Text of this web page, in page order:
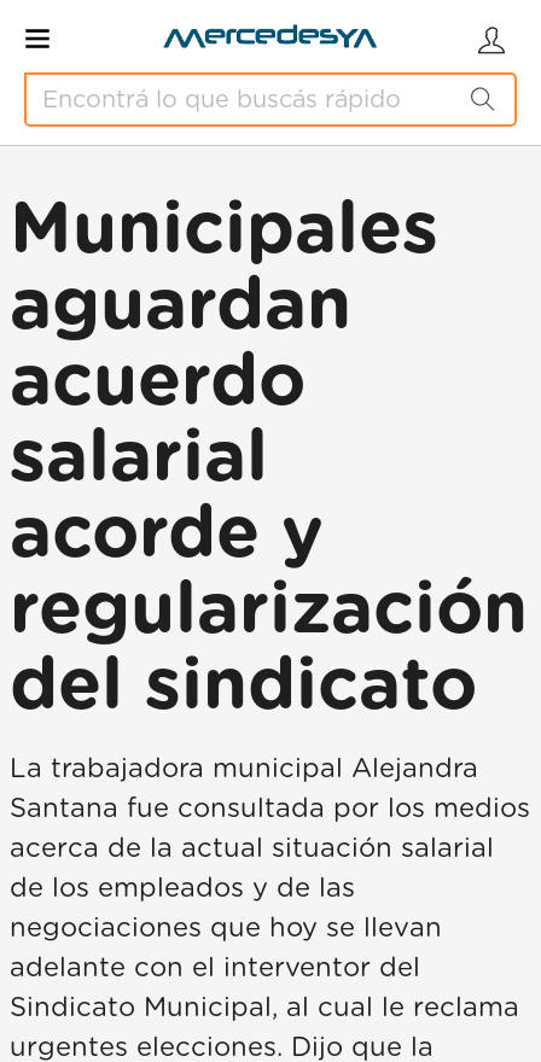
Municipales
aguardan
acuerdo
salarial
acorde y
regularización
del sindicato
La trabajadora municipal Alejandra
Santana fue consultada por los medios
acerca de la actual situación salarial
de los empleados y de las
negociaciones que hoy se llevan
adelante con el interventor del
Sindicato Municipal, al cual le reclama
urgentes elecciones. Dijo que la